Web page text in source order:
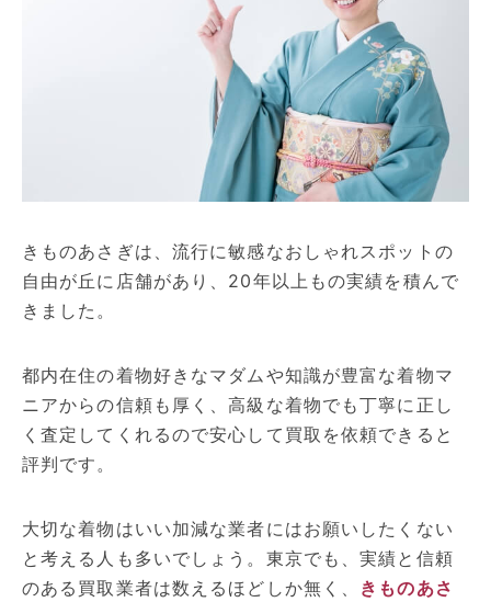
きものあさぎは、流行に敏感なおしゃれスポットの
自由が丘に店舗があり、20年以上もの実績を積んで
きました。
都内在住の着物好きなマダムや知識が豊富な着物マ
ニアからの信頼も厚く、高級な着物でも丁寧に正し
く査定してくれるので安心して買取を依頼できると
評判です。
大切な着物はいい加減な業者にはお願いしたくない
と考える人も多いでしょう。東京でも、実績と信頼
のある買取業者は数えるほどしか無く、 きものあさ